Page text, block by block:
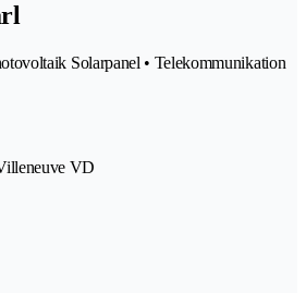
Solarpanel • Telekommunikation
VD